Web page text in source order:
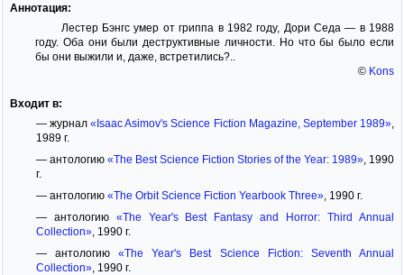
Аннотация:
Лестер Бэнгс умер от гриппа в 1982 году, Дори Седа — в 1988
году. Оба они были деструктивные личности. Но что бы было если
бы они выжили и, даже, встретились?..
© Kons
Входит в:
— журнал«Isaac Asimov's Science Fiction Magazine, September 1989»
1989 г.
— антологию «The Best Science Fiction Stories of the Year: 1989» , 1990
г.
— антологию «The Orbit Science Fiction Yearbook Three», 1990 г.
— антологию «The Year's Best Fantasy and Horror: Third Annual
Collection», 1990 г.
— антологию«The Year's Best Science Fiction: Seventh Annual
Collection», 1990 г.